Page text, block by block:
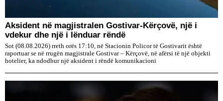
Aksident në magjistralen Gostivar-Kërçovë, një i
vdekur dhe një i lënduar rëndë
Sot (08.08.2026) rreth orës 17:10, në Stacionin Policor të Gostivarit është
raportuar se në rrugën magjistrale Gostivar – Kërçovë, në afërsi të një objekti
hotelier, ka ndodhur një aksident i rëndë komunikacioni